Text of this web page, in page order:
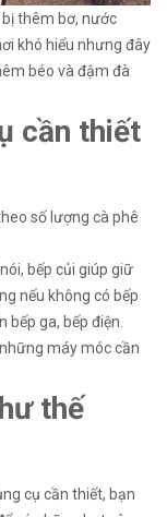
thêm bơ, nước
khó hiểu nhưng đây
béo và đậm đà
cần thiết
số lượng cà phê
bếp củi giúp giữ
nếu không có bếp
ga, bếp điện.
máy móc cần
thế
cụ cần thiết, bạn